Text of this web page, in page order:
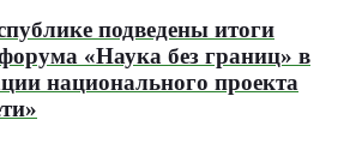
подведены итоги
«Наука без границ» в
национального проекта